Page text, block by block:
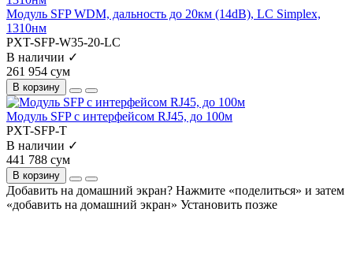
Модуль SFP WDM, дальность до 20км (14dB), LC Simplex,
1310нм
PXT-SFP-W35-20-LC
В наличии ✓
261 954 сум
В корзину
Модуль SFP с интерфейсом RJ45, до 100м
PXT-SFP-T
В наличии ✓
441 788 сум
В корзину
Добавить на домашний экран? Нажмите «поделиться» и затем
«добавить на домашний экран» Установить позже